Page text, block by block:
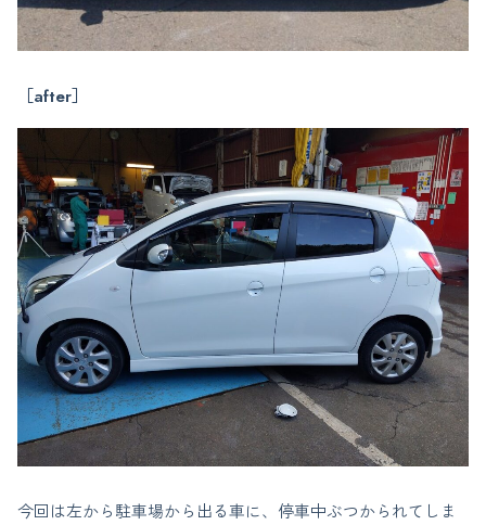
［after］
今回は左から駐車場から出る車に、停車中ぶつかられてしま